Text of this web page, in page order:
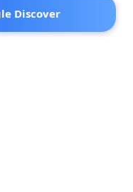
Discover